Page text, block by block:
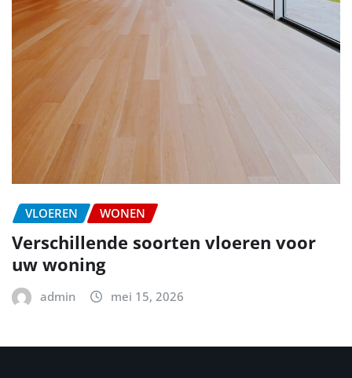
VLOEREN WONEN
Verschillende soorten vloeren voor
uw woning
admin mei 15, 2026